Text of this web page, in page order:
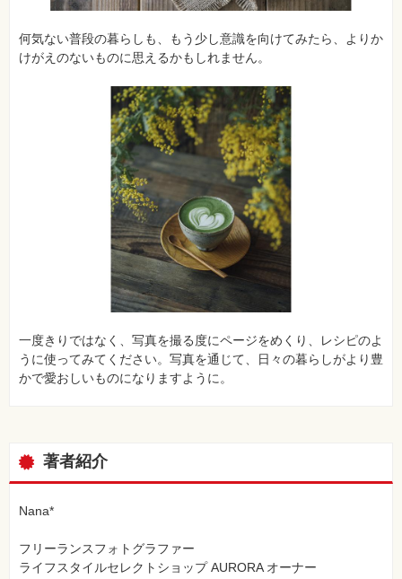
何気ない普段の暮らしも、もう少し意識を向けてみたら、よりか
けがえのないものに思えるかもしれません。
一度きりではなく、写真を撮る度にページをめくり、レシピのよ
うに使ってみてください。写真を通じて、日々の暮らしがより豊
かで愛おしいものになりますように。
著者紹介
Nana*
フリーランスフォトグラファー
ライフスタイルセレクトショップ AURORA オーナー